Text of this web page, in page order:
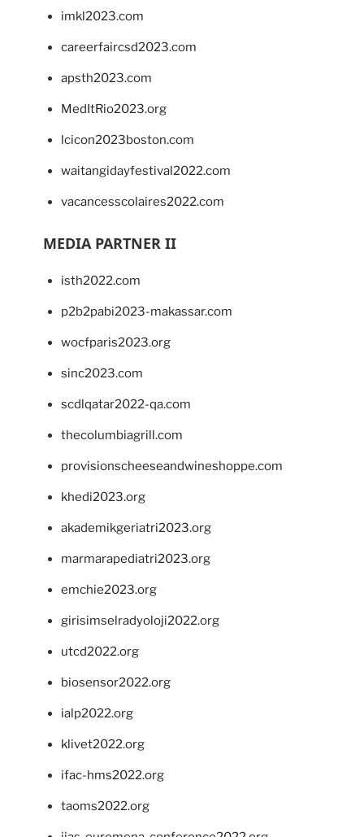
imkl2023.com
careerfaircsd2023.com
apsth2023.com
MedItRio2023.org
lcicon2023boston.com
waitangidayfestival2022.com
vacancesscolaires2022.com
MEDIA PARTNER II
isth2022.com
p2b2pabi2023-makassar.com
wocfparis2023.org
sinc2023.com
scdlqatar2022-qa.com
thecolumbiagrill.com
provisionscheeseandwineshoppe.com
khedi2023.org
akademikgeriatri2023.org
marmarapediatri2023.org
emchie2023.org
girisimselradyoloji2022.org
utcd2022.org
biosensor2022.org
ialp2022.org
klivet2022.org
ifac-hms2022.org
taoms2022.org